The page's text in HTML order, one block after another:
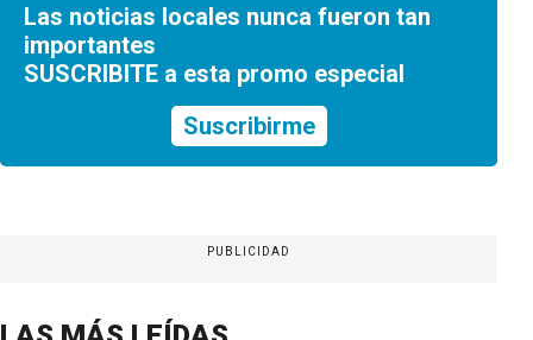
Las noticias locales nunca fueron tan
importantes
SUSCRIBITE a esta promo especial
Suscribirme
PUBLICIDAD